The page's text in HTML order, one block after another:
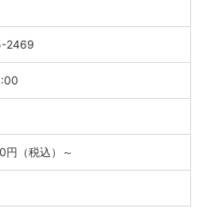
2469
円（税込）～